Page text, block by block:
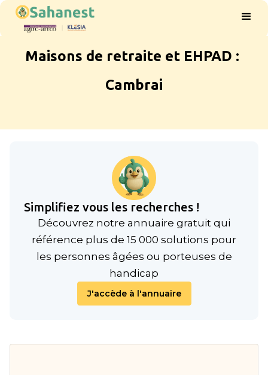
Maisons de retraite et EHPAD :
Cambrai
Simplifiez vous les recherches !
Découvrez notre annuaire gratuit qui
référence plus de 15 000 solutions pour
les personnes âgées ou porteuses de
handicap
J'accède à l'annuaire